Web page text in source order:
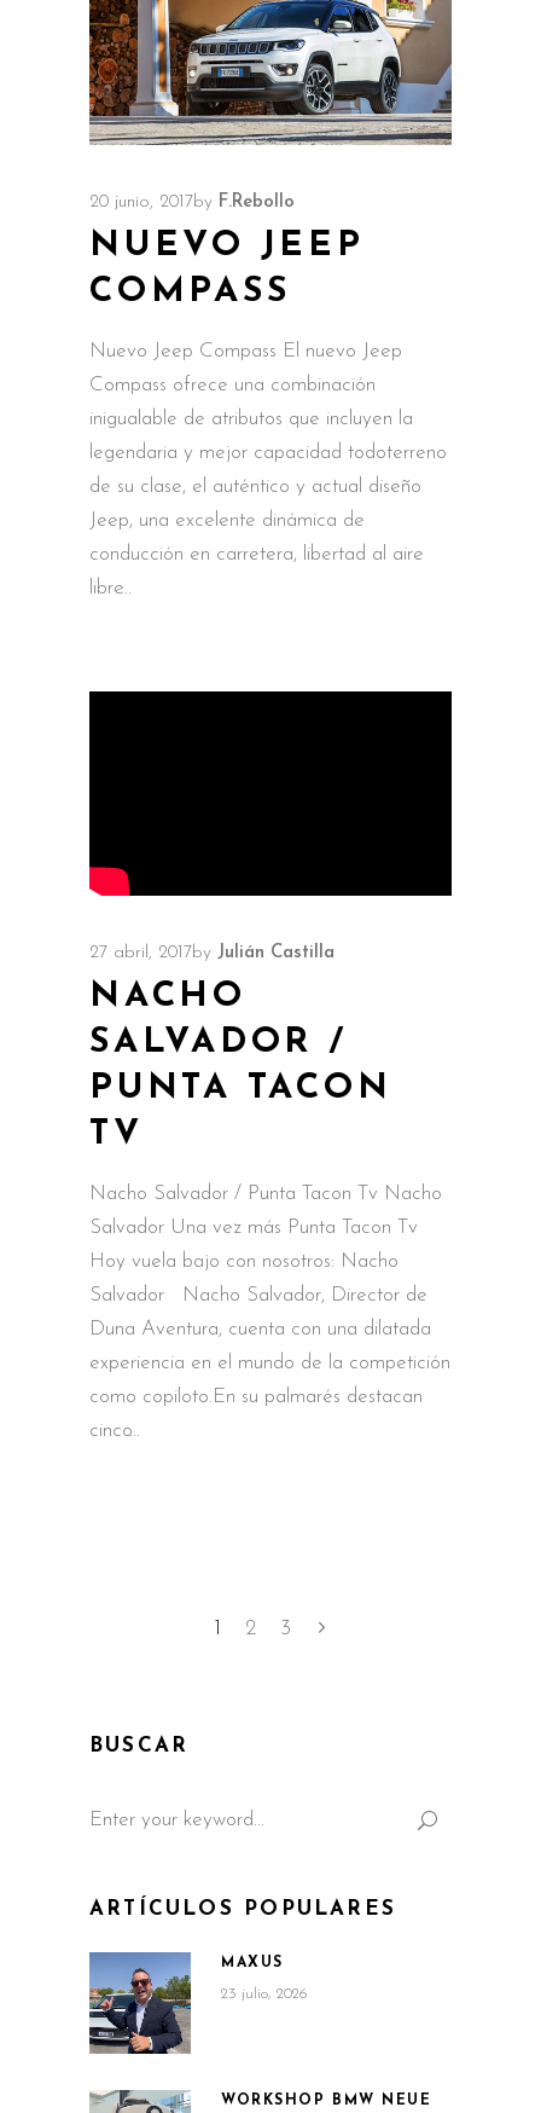
20 junio, 2017 by F.Rebollo
NUEVO JEEP
COMPASS
Nuevo Jeep Compass El nuevo Jeep
Compass ofrece una combinación
inigualable de atributos que incluyen la
legendaria y mejor capacidad todoterreno
de su clase, el auténtico y actual diseño
Jeep, una excelente dinámica de
conducción en carretera, libertad al aire
libre
27 abril, 2017 by Julián Castilla
NACHO
SALVADOR /
PUNTA TACON
TV
Nacho Salvador / Punta Tacon Tv Nacho
Salvador Una vez más Punta Tacon Tv
Hoy vuela bajo con nosotros: Nacho
Salvador Nacho Salvador, Director de
Duna Aventura, cuenta con una dilatada
experiencia en el mundo de la competición
como copiloto.En su palmarés destacan
cinco
2 3
BUSCAR
for:
ARTÍCULOS POPULARES
MAXUS
23 julio, 2026
WORKSHOP BMW NEUE